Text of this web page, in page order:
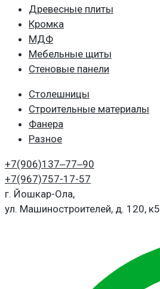
Древесные плиты
Кромка
МДФ
Мебельные щиты
Стеновые панели
Столешницы
Строительные материалы
Фанера
Разное
+7(906)137‒77‒90
+7(967)757-17-57
г. Йошкар-Ола,
ул. Машиностроителей, д. 120, к5